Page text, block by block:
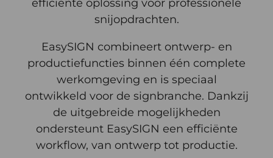
efficiënte oplossing voor professionele
snijopdrachten.
EasySIGN combineert ontwerp- en
productiefuncties binnen één complete
werkomgeving en is speciaal
ontwikkeld voor de signbranche. Dankzij
de uitgebreide mogelijkheden
ondersteunt EasySIGN een efficiënte
workflow, van ontwerp tot productie.